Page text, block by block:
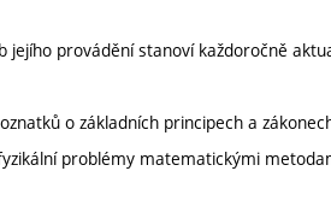
jejího provádění stanoví každoročně
o základních principech a
problémy matematickými